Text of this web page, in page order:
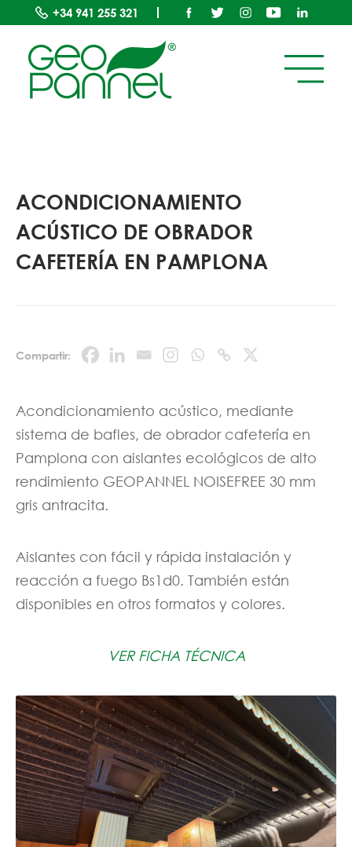
+34 941 255 321
ACONDICIONAMIENTO
ACÚSTICO DE OBRADOR
CAFETERÍA EN PAMPLONA
Compartir:
Acondicionamiento acústico, mediante
sistema de bafles, de obrador cafetería en
Pamplona con aislantes ecológicos de alto
rendimiento GEOPANNEL NOISEFREE 30 mm
gris antracita.
Aislantes con fácil y rápida instalación y
reacción a fuego Bs1d0. También están
disponibles en otros formatos y colores.
VER FICHA TÉCNICA